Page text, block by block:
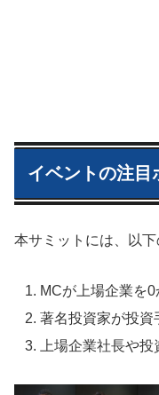
イベントの注目
本サミットには、以
MCが上場企業を
著名投資家が投資
上場企業社長や